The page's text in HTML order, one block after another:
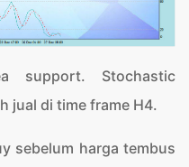
support. Stochastic
jual di time frame H4.
sebelum harga tembus